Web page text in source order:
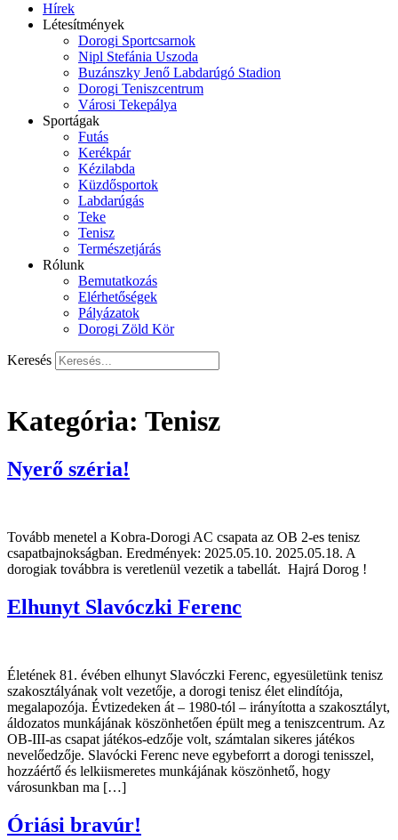
Hírek
Létesítmények
Dorogi Sportcsarnok
Nipl Stefánia Uszoda
Buzánszky Jenő Labdarúgó Stadion
Dorogi Teniszcentrum
Városi Tekepálya
Sportágak
Futás
Kerékpár
Kézilabda
Küzdősportok
Labdarúgás
Teke
Tenisz
Természetjárás
Rólunk
Bemutatkozás
Elérhetőségek
Pályázatok
Dorogi Zöld Kör
Keresés
Kategória: Tenisz
Nyerő széria!
Tovább menetel a Kobra-Dorogi AC csapata az OB 2-es tenisz
csapatbajnokságban. Eredmények: 2025.05.10. 2025.05.18. A
dorogiak továbbra is veretlenül vezetik a tabellát. Hajrá Dorog !
Elhunyt Slavóczki Ferenc
Életének 81. évében elhunyt Slavóczki Ferenc, egyesületünk tenisz
szakosztályának volt vezetője, a dorogi tenisz élet elindítója,
megalapozója. Évtizedeken át – 1980-tól – irányította a szakosztályt,
áldozatos munkájának köszönhetően épült meg a teniszcentrum. Az
OB-III-as csapat játékos-edzője volt, számtalan sikeres játékos
nevelőedzője. Slavócki Ferenc neve egybeforrt a dorogi tenisszel,
hozzáértő és lelkiismeretes munkájának köszönhető, hogy
városunkban ma […]
Óriási bravúr!